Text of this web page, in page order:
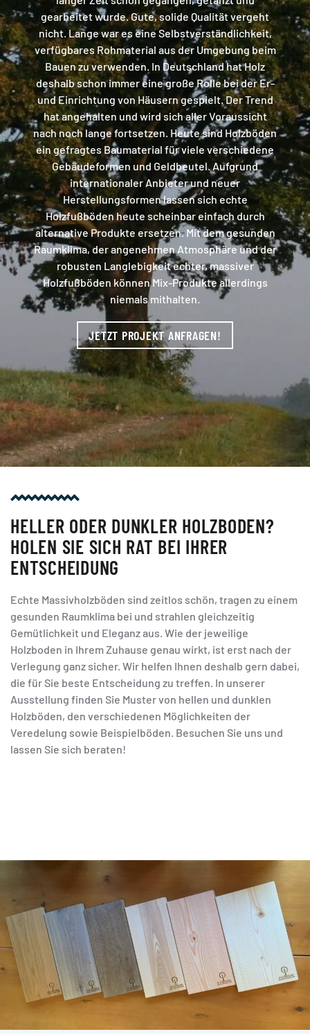
gearbeitet wurde. Gute, solide Qualität vergeht
nicht. Lange war es eine Selbstverständlichkeit,
verfügbares Rohmaterial aus der Umgebung beim
Bauen zu verwenden. In Deutschland hat Holz
deshalb schon immer eine große Rolle bei der Er-
und Einrichtung von Häusern gespielt. Der Trend
hat angehalten und wird sich aller Voraussicht
nach noch lange fortsetzen. Heute sind Holzböden
ein gefragtes Baumaterial für viele verschiedene
Gebäudeformen und Geldbeutel. Aufgrund
internationaler Anbieter und neuer
Herstellungsformen lassen sich echte
Holzfußböden heute scheinbar einfach durch
alternative Produkte ersetzen. Mit dem gesunden
Raumklima, der angenehmen Atmosphäre und der
robusten Langlebigkeit echter, massiver
Holzfußböden können Mix-Produkte allerdings
niemals mithalten.
JETZT PROJEKT ANFRAGEN!
HELLER ODER DUNKLER HOLZBODEN?
HOLEN SIE SICH RAT BEI IHRER
ENTSCHEIDUNG
Echte Massivholzböden sind zeitlos schön, tragen zu einem
gesunden Raumklima bei und strahlen gleichzeitig
Gemütlichkeit und Eleganz aus. Wie der jeweilige
Holzboden in Ihrem Zuhause genau wirkt, ist erst nach der
Verlegung ganz sicher. Wir helfen Ihnen deshalb gern dabei,
die für Sie beste Entscheidung zu treffen. In unserer
Ausstellung finden Sie Muster von hellen und dunklen
Holzböden, den verschiedenen Möglichkeiten der
Veredelung sowie Beispielböden. Besuchen Sie uns und
lassen Sie sich beraten!